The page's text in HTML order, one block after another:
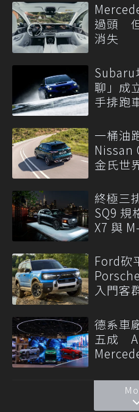
過頭
消失
Subaru
聊」成
手排跑
一桶油
Nissan
金氏世
終極三
SQ9 規
X7 與
Ford砍
入門客
德系車
五成